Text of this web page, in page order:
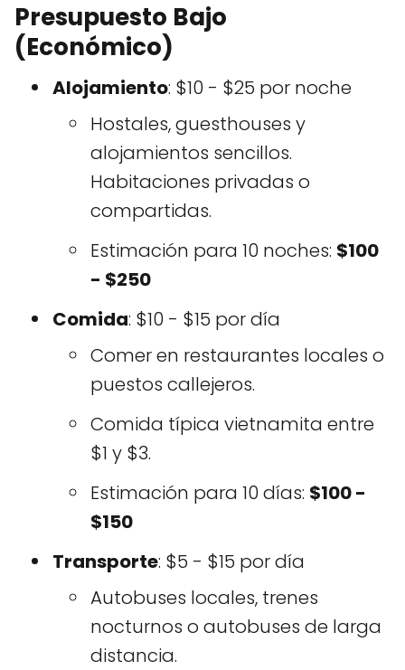
Presupuesto Bajo
(Económico)
Alojamiento: $10 - $25 por noche
Hostales, guesthouses y
alojamientos sencillos.
Habitaciones privadas o
compartidas.
Estimación para 10 noches: $100
- $250
Comida: $10 - $15 por día
Comer en restaurantes locales o
puestos callejeros.
Comida típica vietnamita entre
$1 y $3.
Estimación para 10 días: $100 -
$150
Transporte: $5 - $15 por día
Autobuses locales, trenes
nocturnos o autobuses de larga
distancia.